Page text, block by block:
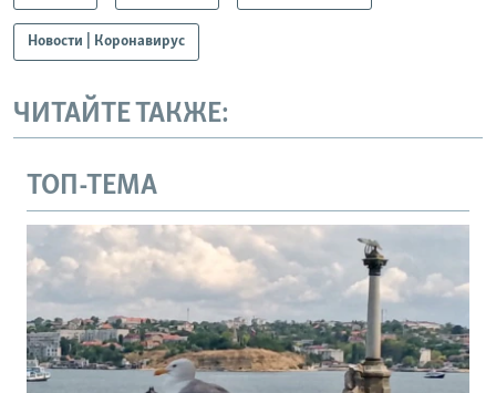
Новости | Коронавирус
ЧИТАЙТЕ ТАКЖЕ:
ТОП-ТЕМА